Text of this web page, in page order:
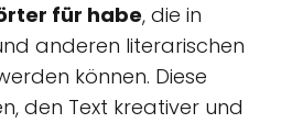
für habe, die in
anderen literarischen
können. Diese
den Text kreativer und